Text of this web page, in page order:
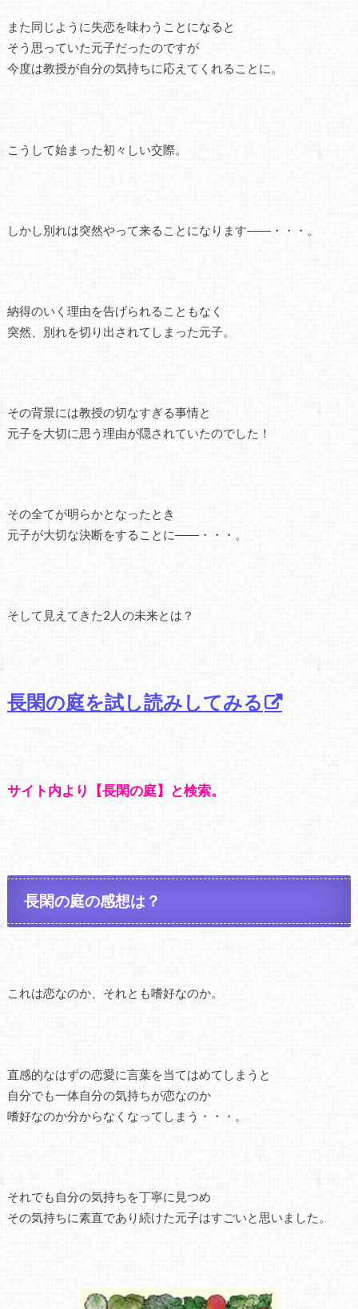
また同じように失恋を味わうことになると
そう思っていた元子だったのですが
今度は教授が自分の気持ちに応えてくれることに。
こうして始まった初々しい交際。
しかし別れは突然やって来ることになります――・・・。
納得のいく理由を告げられることもなく
突然、別れを切り出されてしまった元子。
その背景には教授の切なすぎる事情と
元子を大切に思う理由が隠されていたのでした！
その全てが明らかとなったとき
元子が大切な決断をすることに――・・・。
そして見えてきた2人の未来とは？
長閑の庭を試し読みしてみる
サイト内より【長閑の庭】と検索。
長閑の庭の感想は？
これは恋なのか、それとも嗜好なのか。
直感的なはずの恋愛に言葉を当てはめてしまうと
自分でも一体自分の気持ちが恋なのか
嗜好なのか分からなくなってしまう・・・。
それでも自分の気持ちを丁寧に見つめ
その気持ちに素直であり続けた元子はすごいと思いました。